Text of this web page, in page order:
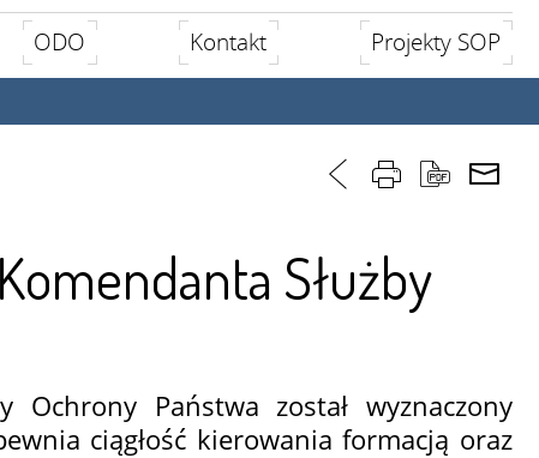
ODO Kontakt Projekty SOP
Służby
Państwa został wyznaczony
ciągłość kierowania formacją oraz